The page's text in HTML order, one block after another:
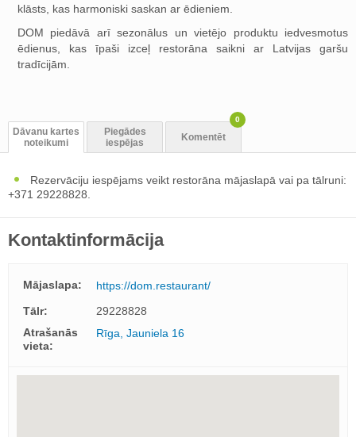
klāsts, kas harmoniski saskan ar ēdieniem.
DOM piedāvā arī sezonālus un vietējo produktu iedvesmotus
ēdienus, kas īpaši izceļ restorāna saikni ar Latvijas garšu
tradīcijām.
Dāvanu kartes
noteikumi
Piegādes
iespējas
Komentēt
0
Rezervāciju iespējams veikt restorāna mājaslapā vai pa tālruni:
+371 29228828.
Kontaktinformācija
Mājaslapa:
https://dom.restaurant/
Tālr:
29228828
Atrašanās
vieta:
Rīga, Jauniela 16